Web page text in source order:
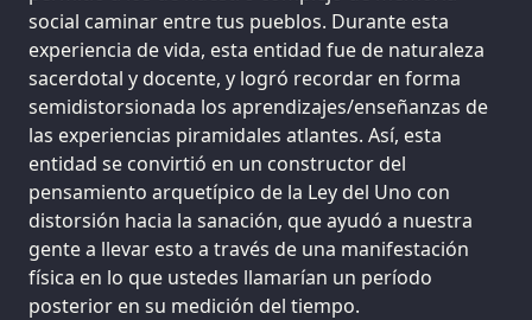
social caminar entre tus pueblos. Durante esta
experiencia de vida, esta entidad fue de naturaleza
sacerdotal y docente, y logró recordar en forma
semidistorsionada los aprendizajes/enseñanzas de
las experiencias piramidales atlantes. Así, esta
entidad se convirtió en un constructor del
pensamiento arquetípico de la Ley del Uno con
distorsión hacia la sanación, que ayudó a nuestra
gente a llevar esto a través de una manifestación
física en lo que ustedes llamarían un período
posterior en su medición del tiempo.